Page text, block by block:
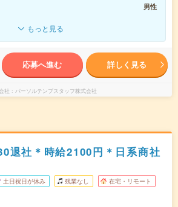
男性
もっと見る
応募へ進む 詳しく見る
社 パーソルテンプスタッフ株式会社
退社＊時給2100円＊日系商社
土日祝日が休み 残業なし 在宅・リモート